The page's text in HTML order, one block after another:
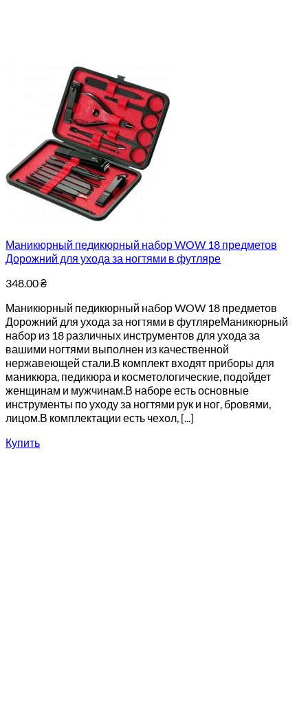
Маникюрный педикюрный набор WOW 18 предметов
Дорожний для ухода за ногтями в футляре
348.00₴
Маникюрный педикюрный набор WOW 18 предметов
Дорожний для ухода за ногтями в футляреМаникюрный
набор из 18 различных инструментов для ухода за
вашими ногтями выполнен из качественной
нержавеющей стали.В комплект входят приборы для
маникюра, педикюра и косметологические, подойдет
женщинам и мужчинам.В наборе есть основные
инструменты по уходу за ногтями рук и ног, бровями,
лицом.В комплектации есть чехол, [...]
Купить